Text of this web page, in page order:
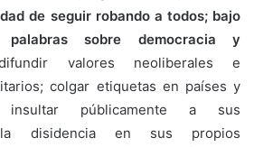
de seguir robando a todos; bajo
sobre democracia y
valores neoliberales e
colgar etiquetas en países y
insultar públicamente a sus
disidencia en sus propios